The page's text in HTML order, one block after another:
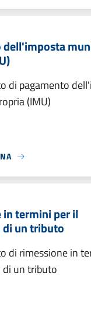
dell'imposta
di pagamento
(IMU)
in termini per il
un tributo
di rimessione in
di un tributo